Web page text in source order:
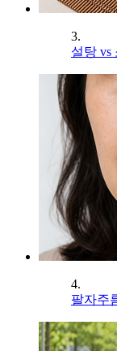
3.
설탕 vs
4.
팔자주